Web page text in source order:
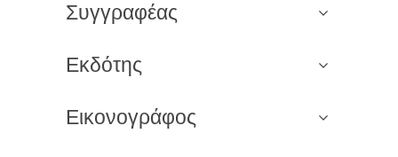
Συγγραφέας
Εκδότης
Εικονογράφος